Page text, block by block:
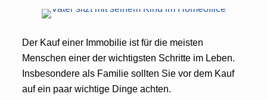
Der Kauf einer Immobilie ist für die meisten
Menschen einer der wichtigsten Schritte im Leben.
Insbesondere als Familie sollten Sie vor dem Kauf
auf ein paar wichtige Dinge achten.